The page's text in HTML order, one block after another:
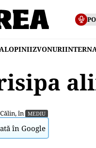
OPINIIZVONURI
, în MEDIU
în Google